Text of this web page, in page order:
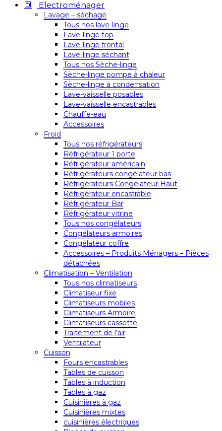
Electroménager
Lavage – séchage
Tous nos lave-linge
Lave-linge top
Lave-linge frontal
Lave-linge séchant
Tous nos Sèche-linge
Sèche-linge pompe à chaleur
Sèche-linge à condensation
Lave-vaisselle posables
Lave-vaisselle encastrables
Chauffe-eau
Accessoires
Froid
Tous nos réfrigérateurs
Réfrigérateur 1 porte
Réfrigérateur américain
Réfrigérateurs congélateur bas
Réfrigérateurs Congélateur Haut
Réfrigérateur encastrable
Réfrigérateur Bar
Réfrigérateur vitrine
Tous nos congélateurs
Congélateurs armoires
Congélateur coffre
Accessoires – Produits Ménagers – Pièces
détachées
Climatisation – Ventilation
Tous nos climatiseurs
Climatiseur fixe
Climatiseurs mobiles
Climatiseurs Armoire
Climatiseurs cassette
Traitement de l’air
Ventilateur
Cuisson
Fours encastrables
Tables de cuisson
Tables à induction
Tables à gaz
Cuisinières à gaz
Cuisinières mixtes
cuisinières électriques